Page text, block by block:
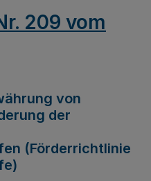
209 vom
von
der
(Förderrichtlinie